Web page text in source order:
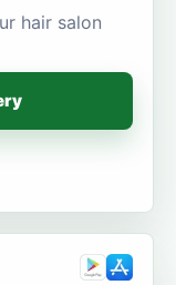
hair salon